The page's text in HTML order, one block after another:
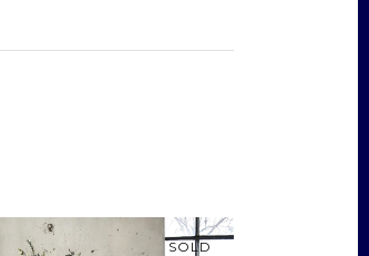
SOLD